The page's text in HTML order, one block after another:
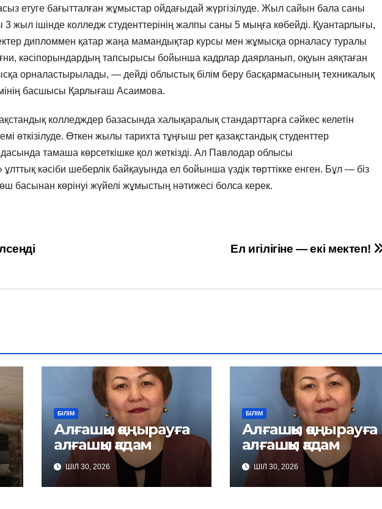
етуге бағытталған жұмыстар ойдағыдай жүргізілуде. Жыл сайын бала саны
3 жыл ішінде колледж студенттерінің жалпы саны 5 мыңға көбейді. Қуантарлығы,
дипломмен қатар жаңа мамандықтар курсы мен жұмысқа орналасу туралы
кәсіпорындардың тапсырысы бойынша кадрлар даярланып, оқуын аяқтаған
орналастырылады, — дейді облыстық білім беру басқармасының техникалық
басшысы Қарлығаш Асаимова.
колледждер базасында халықаралық стандарттарға сәйкес келетін
өткізілуде. Өткен жылы тарихта тұңғыш рет қазақстандық студенттер
тамаша көрсеткішке қол жеткізді. Ал Павлодар облысы
кәсіби шеберлік байқауында ел бойынша үздік төрттікке енген. Бұл — біз
басынан көрінуі жүйелі жұмыстың нәтижесі болса керек.
Ел игілігіне — екі мектеп!
БІЛІМ
Алғашқы қоңырауға
алғашқы қадам
ШІЛ 30, 2026
БІЛІМ
Алғашқы қоңырауға
алғашқы қадам
ШІЛ 30, 2026